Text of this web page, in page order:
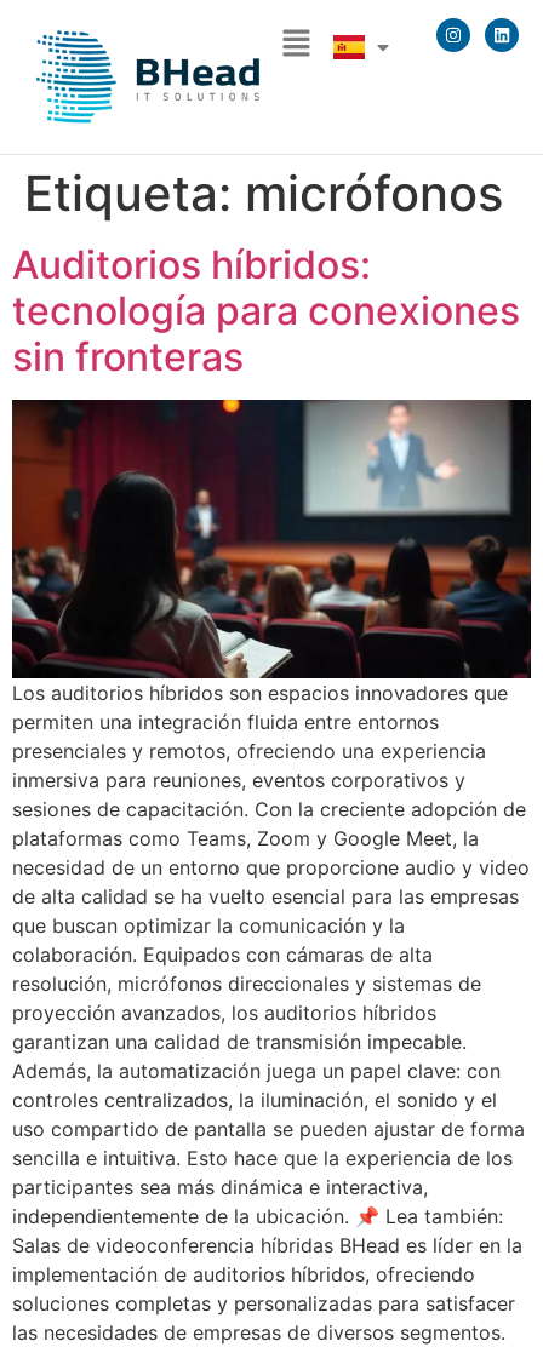
Etiqueta: micrófonos
Auditorios híbridos:
tecnología para conexiones
sin fronteras
Los auditorios híbridos son espacios innovadores que
permiten una integración fluida entre entornos
presenciales y remotos, ofreciendo una experiencia
inmersiva para reuniones, eventos corporativos y
sesiones de capacitación. Con la creciente adopción de
plataformas como Teams, Zoom y Google Meet, la
necesidad de un entorno que proporcione audio y video
de alta calidad se ha vuelto esencial para las empresas
que buscan optimizar la comunicación y la
colaboración. Equipados con cámaras de alta
resolución, micrófonos direccionales y sistemas de
proyección avanzados, los auditorios híbridos
garantizan una calidad de transmisión impecable.
Además, la automatización juega un papel clave: con
controles centralizados, la iluminación, el sonido y el
uso compartido de pantalla se pueden ajustar de forma
sencilla e intuitiva. Esto hace que la experiencia de los
participantes sea más dinámica e interactiva,
independientemente de la ubicación. 📌 Lea también:
Salas de videoconferencia híbridas BHead es líder en la
implementación de auditorios híbridos, ofreciendo
soluciones completas y personalizadas para satisfacer
las necesidades de empresas de diversos segmentos.